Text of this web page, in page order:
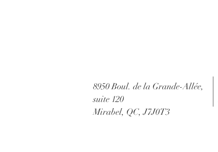
8950 Boul. de la Grande-Allée,
suite 120
Mirabel, QC, J7J0T3